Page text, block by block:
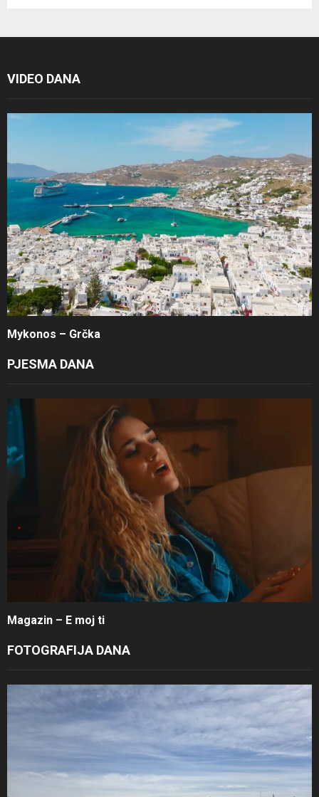
VIDEO DANA
Mykonos – Grčka
PJESMA DANA
Magazin – E moj ti
FOTOGRAFIJA DANA